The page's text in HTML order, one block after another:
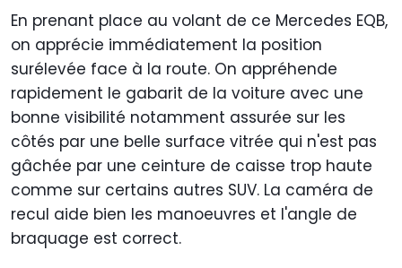
En prenant place au volant de ce Mercedes EQB,
on apprécie immédiatement la position
surélevée face à la route. On appréhende
rapidement le gabarit de la voiture avec une
bonne visibilité notamment assurée sur les
côtés par une belle surface vitrée qui n'est pas
gâchée par une ceinture de caisse trop haute
comme sur certains autres SUV. La caméra de
recul aide bien les manoeuvres et l'angle de
braquage est correct.